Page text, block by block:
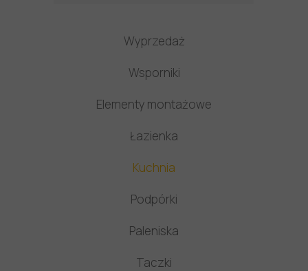
Wyprzedaż
Wsporniki
Elementy montażowe
Łazienka
Kuchnia
Podpórki
Paleniska
Taczki